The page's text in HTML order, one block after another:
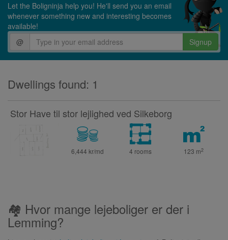
Let the Boligninja help you! He'll send you an email
whenever something new and interesting becomes
available!
@
Signup
Dwellings found: 1
Stor Have til stor lejlighed ved Silkeborg
6,444 kr/md 4 rooms 123 m2
🏘 Hvor mange lejeboliger er der i
Lemming?